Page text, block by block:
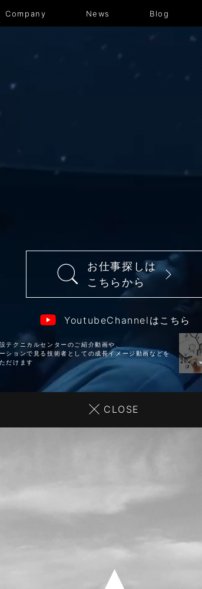
Company News Blog
お仕事探しは
こちらから
YoutubeChannelはこちら
テクニカルセンターのご紹介動画や、
ションで見る技術者としての成長イメージ動画などを
だけます
CLOSE